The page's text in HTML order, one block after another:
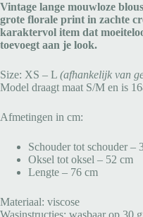
Vintage lange mouwloze
grote florale print in zachte
karaktervol item dat
toevoegt aan je look.
Size: XS – L (afhankelijk van
Model draagt maat S/M en is
Afmetingen in cm:
Schouder tot schouder –
Oksel tot oksel – 52 cm
Lengte – 76 cm
Materiaal: viscose